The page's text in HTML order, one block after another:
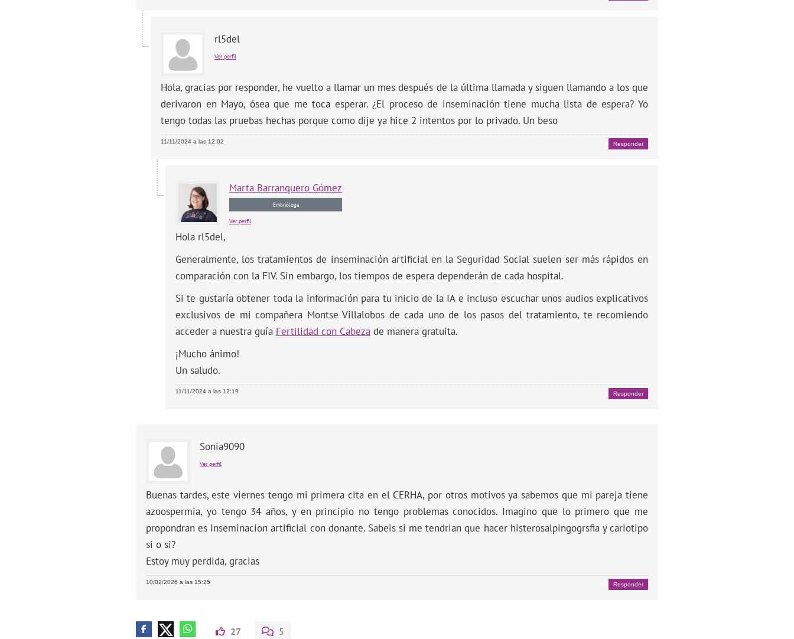
rl5del
Ver perfil
Hola, gracias por responder, he vuelto a llamar un mes después de la última llamada y siguen llamando a los que
derivaron en Mayo, ósea que me toca esperar. ¿El proceso de inseminación tiene mucha lista de espera? Yo
tengo todas las pruebas hechas porque como dije ya hice 2 intentos por lo privado. Un beso
11/11/2024 a las 12:02 Responder
Marta Barranquero Gómez
Embrióloga
Ver perfil
Hola rl5del,
Generalmente, los tratamientos de inseminación artificial en la Seguridad Social suelen ser más rápidos en
comparación con la FIV. Sin embargo, los tiempos de espera dependerán de cada hospital.
Si te gustaría obtener toda la información para tu inicio de la IA e incluso escuchar unos audios explicativos
exclusivos de mi compañera Montse Villalobos de cada uno de los pasos del tratamiento, te recomiendo
acceder a nuestra guía Fertilidad con Cabeza de manera gratuita.
¡Mucho ánimo!
Un saludo.
11/11/2024 a las 12:19 Responder
Sonia9090
Ver perfil
Buenas tardes, este viernes tengo mi primera cita en el CERHA, por otros motivos ya sabemos que mi pareja tiene
azoospermia, yo tengo 34 años, y en principio no tengo problemas conocidos. Imagino que lo primero que me
propondran es Inseminacion artificial con donante. Sabeis si me tendrian que hacer histerosalpingogrsfia y cariotipo
si o si?
Estoy muy perdida, gracias
10/02/2026 a las 15:25 Responder
27 5